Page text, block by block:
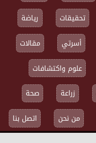
تحقيقات
رياضة
أسرتي
مقالات
علوم واكتشافات
زراعة
صحة
من نحن اتصل بنا